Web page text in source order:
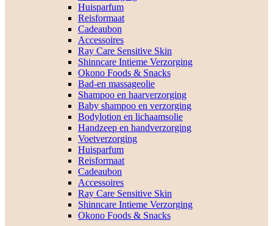
Huisparfum
Reisformaat
Cadeaubon
Accessoires
Ray Care Sensitive Skin
Shinncare Intieme Verzorging
Okono Foods & Snacks
Bad-en massageolie
Shampoo en haarverzorging
Baby shampoo en verzorging
Bodylotion en lichaamsolie
Handzeep en handverzorging
Voetverzorging
Huisparfum
Reisformaat
Cadeaubon
Accessoires
Ray Care Sensitive Skin
Shinncare Intieme Verzorging
Okono Foods & Snacks